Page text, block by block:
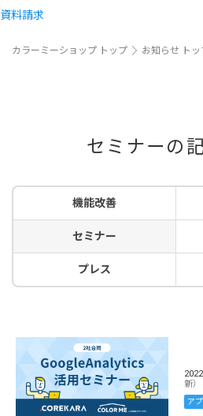
資料請求
カラーミーショップ トップ お知らせ トッ
セミナーの
機能改善
セミナー
プレス
新）
ア